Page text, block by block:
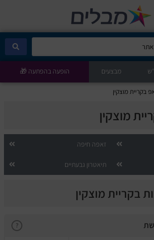
מבצעים הופעה בהפתעה 🎁
בקריית מוצקין
מוצקין
זאפה חיפה
תיאטרון גבעתיים
בקריית מוצקין
?